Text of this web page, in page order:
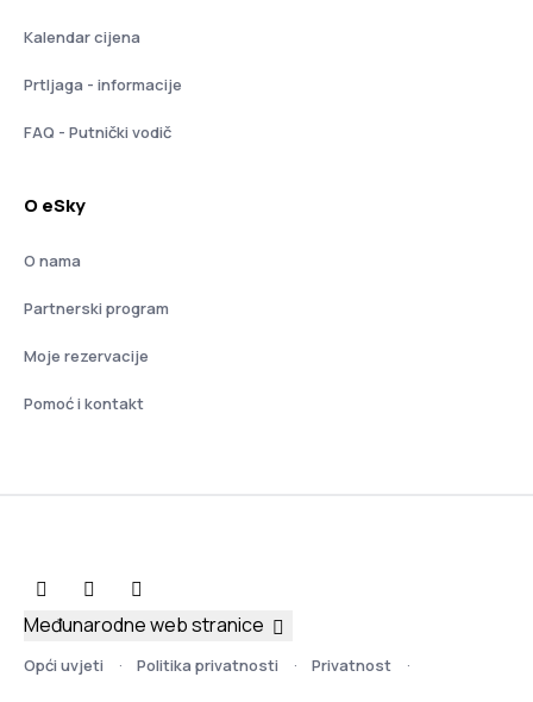
Kalendar cijena
Prtljaga - informacije
FAQ - Putnički vodič
O eSky
O nama
Partnerski program
Moje rezervacije
Pomoć i kontakt
Opći uvjeti Politika privatnosti Privatnost
Međunarodne web stranice